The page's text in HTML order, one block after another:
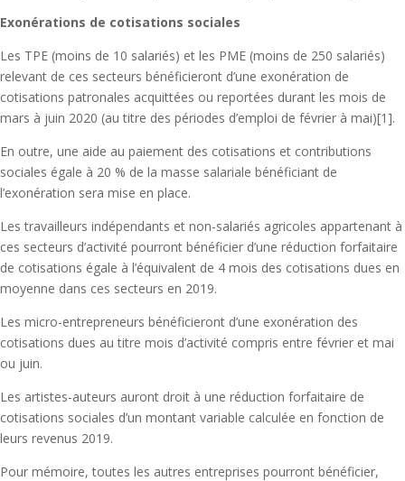
Exonérations de cotisations sociales
Les TPE (moins de 10 salariés) et les PME (moins de 250 salariés)
relevant de ces secteurs bénéficieront d’une exonération de
cotisations patronales acquittées ou reportées durant les mois de
mars à juin 2020 (au titre des périodes d’emploi de février à mai)[1].
En outre, une aide au paiement des cotisations et contributions
sociales égale à 20 % de la masse salariale bénéficiant de
l’exonération sera mise en place.
Les travailleurs indépendants et non-salariés agricoles appartenant à
ces secteurs d’activité pourront bénéficier d’une réduction forfaitaire
de cotisations égale à l’équivalent de 4 mois des cotisations dues en
moyenne dans ces secteurs en 2019.
Les micro-entrepreneurs bénéficieront d’une exonération des
cotisations dues au titre mois d’activité compris entre février et mai
ou juin.
Les artistes-auteurs auront droit à une réduction forfaitaire de
cotisations sociales d’un montant variable calculée en fonction de
leurs revenus 2019.
Pour mémoire, toutes les autres entreprises pourront bénéficier,